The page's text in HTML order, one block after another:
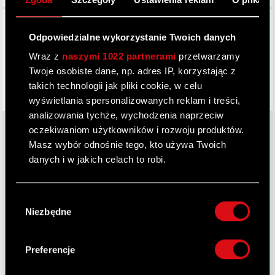
Odpowiedzialne wykorzystanie Twoich danych
Wraz z naszymi 1022 partnerami przetwarzamy
Twoje osobiste dane, np. adres IP, korzystając z
takich technologii jak pliki cookie, w celu
wyświetlania spersonalizowanych reklam i treści,
analizowania tychże, wychodzenia naprzeciw
oczekiwaniom użytkowników i rozwoju produktów.
Masz wybór odnośnie tego, kto używa Twoich
danych i w jakich celach to robi.
lokalizacji geograficznej z dokładnością nawet
Identyfikować Twoje urządzenie, aktywnie
analizując charakteryzującego je zbiory
zgody
Niezbędne
Preferencje
Facebook
O CD PROJEKT
Grupa Kapitałowa
Nasz biznes
Zrównoważony rozwój